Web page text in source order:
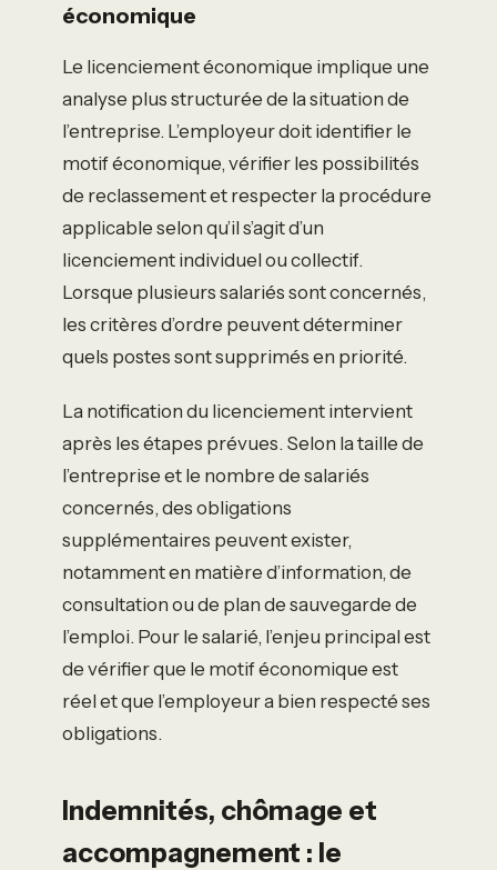
économique
Le licenciement économique implique une
analyse plus structurée de la situation de
l’entreprise. L’employeur doit identifier le
motif économique, vérifier les possibilités
de reclassement et respecter la procédure
applicable selon qu’il s’agit d’un
licenciement individuel ou collectif.
Lorsque plusieurs salariés sont concernés,
les critères d’ordre peuvent déterminer
quels postes sont supprimés en priorité.
La notification du licenciement intervient
après les étapes prévues. Selon la taille de
l’entreprise et le nombre de salariés
concernés, des obligations
supplémentaires peuvent exister,
notamment en matière d’information, de
consultation ou de plan de sauvegarde de
l’emploi. Pour le salarié, l’enjeu principal est
de vérifier que le motif économique est
réel et que l’employeur a bien respecté ses
obligations.
Indemnités, chômage et
accompagnement : le